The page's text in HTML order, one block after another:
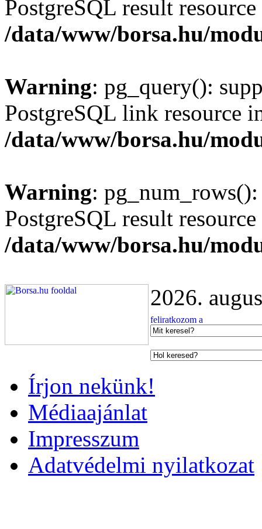
PostgreSQL result
/data/www/borsa.hu/
Warning: pg_query():
PostgreSQL link resource
/data/www/borsa.hu/
Warning:
PostgreSQL result
/data/www/borsa.hu/
2026.
Írjon nekünk!
Médiaajánlat
Impresszum
Adatvédelmi nyilatkozat